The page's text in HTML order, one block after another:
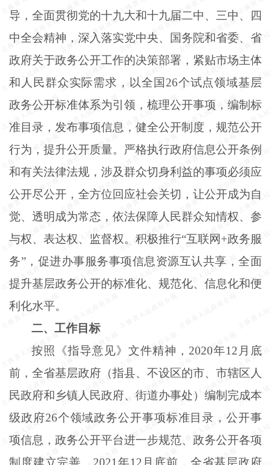
导，全面贯彻党的十九大和十九届二中、三中、四
中全会精神，深入落实党中央、国务院和省委、省
政府关于政务公开工作的决策部署，紧贴市场主体
和人民群众实际需求，以全国26个试点领域基层
政务公开标准体系为引领，梳理公开事项，编制标
准目录，发布事项信息，健全公开制度，规范公开
行为，提升公开质量。严格执行政府信息公开条例
和有关法律法规，涉及群众切身利益的事项必须应
公开尽公开，全方位回应社会关切，让公开成为自
觉、透明成为常态，依法保障人民群众知情权、参
与权、表达权、监督权。积极推行“互联网+政务服
务”，促进办事服务事项信息资源互认共享，全面
提升基层政务公开的标准化、规范化、信息化和便
利化水平。
二、工作目标
按照《指导意见》文件精神， 2020年12月底
前，全省基层政府（指县、不设区的市、市辖区人
民政府和乡镇人民政府、街道办事处）编制完成本
级政府26个领域政务公开事项标准目录，公开事
项信息，政务公开平台进一步规范、政务公开各项
制度建立完善。2021年12月底前，全省基层政府